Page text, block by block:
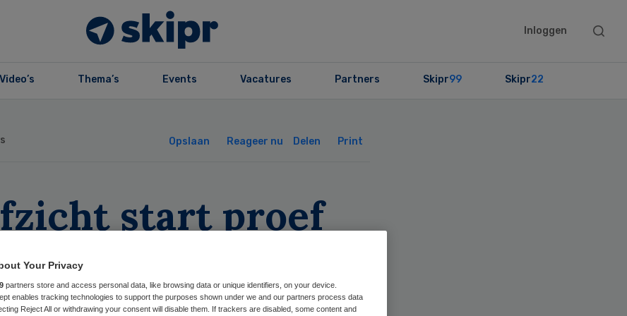
Inloggen
Search
Video’s Thema’s Events Vacatures Partners Skipr99 Skipr22
Opslaan Reageer nu Delen Print
start proef
nachtopname
Your Privacy
partners store and access personal data, like browsing data or unique identifiers, on your device.
enables tracking technologies to support the purposes shown under we and our partners process data
Reject All or withdrawing your consent will disable them. If trackers are disabled, some content and